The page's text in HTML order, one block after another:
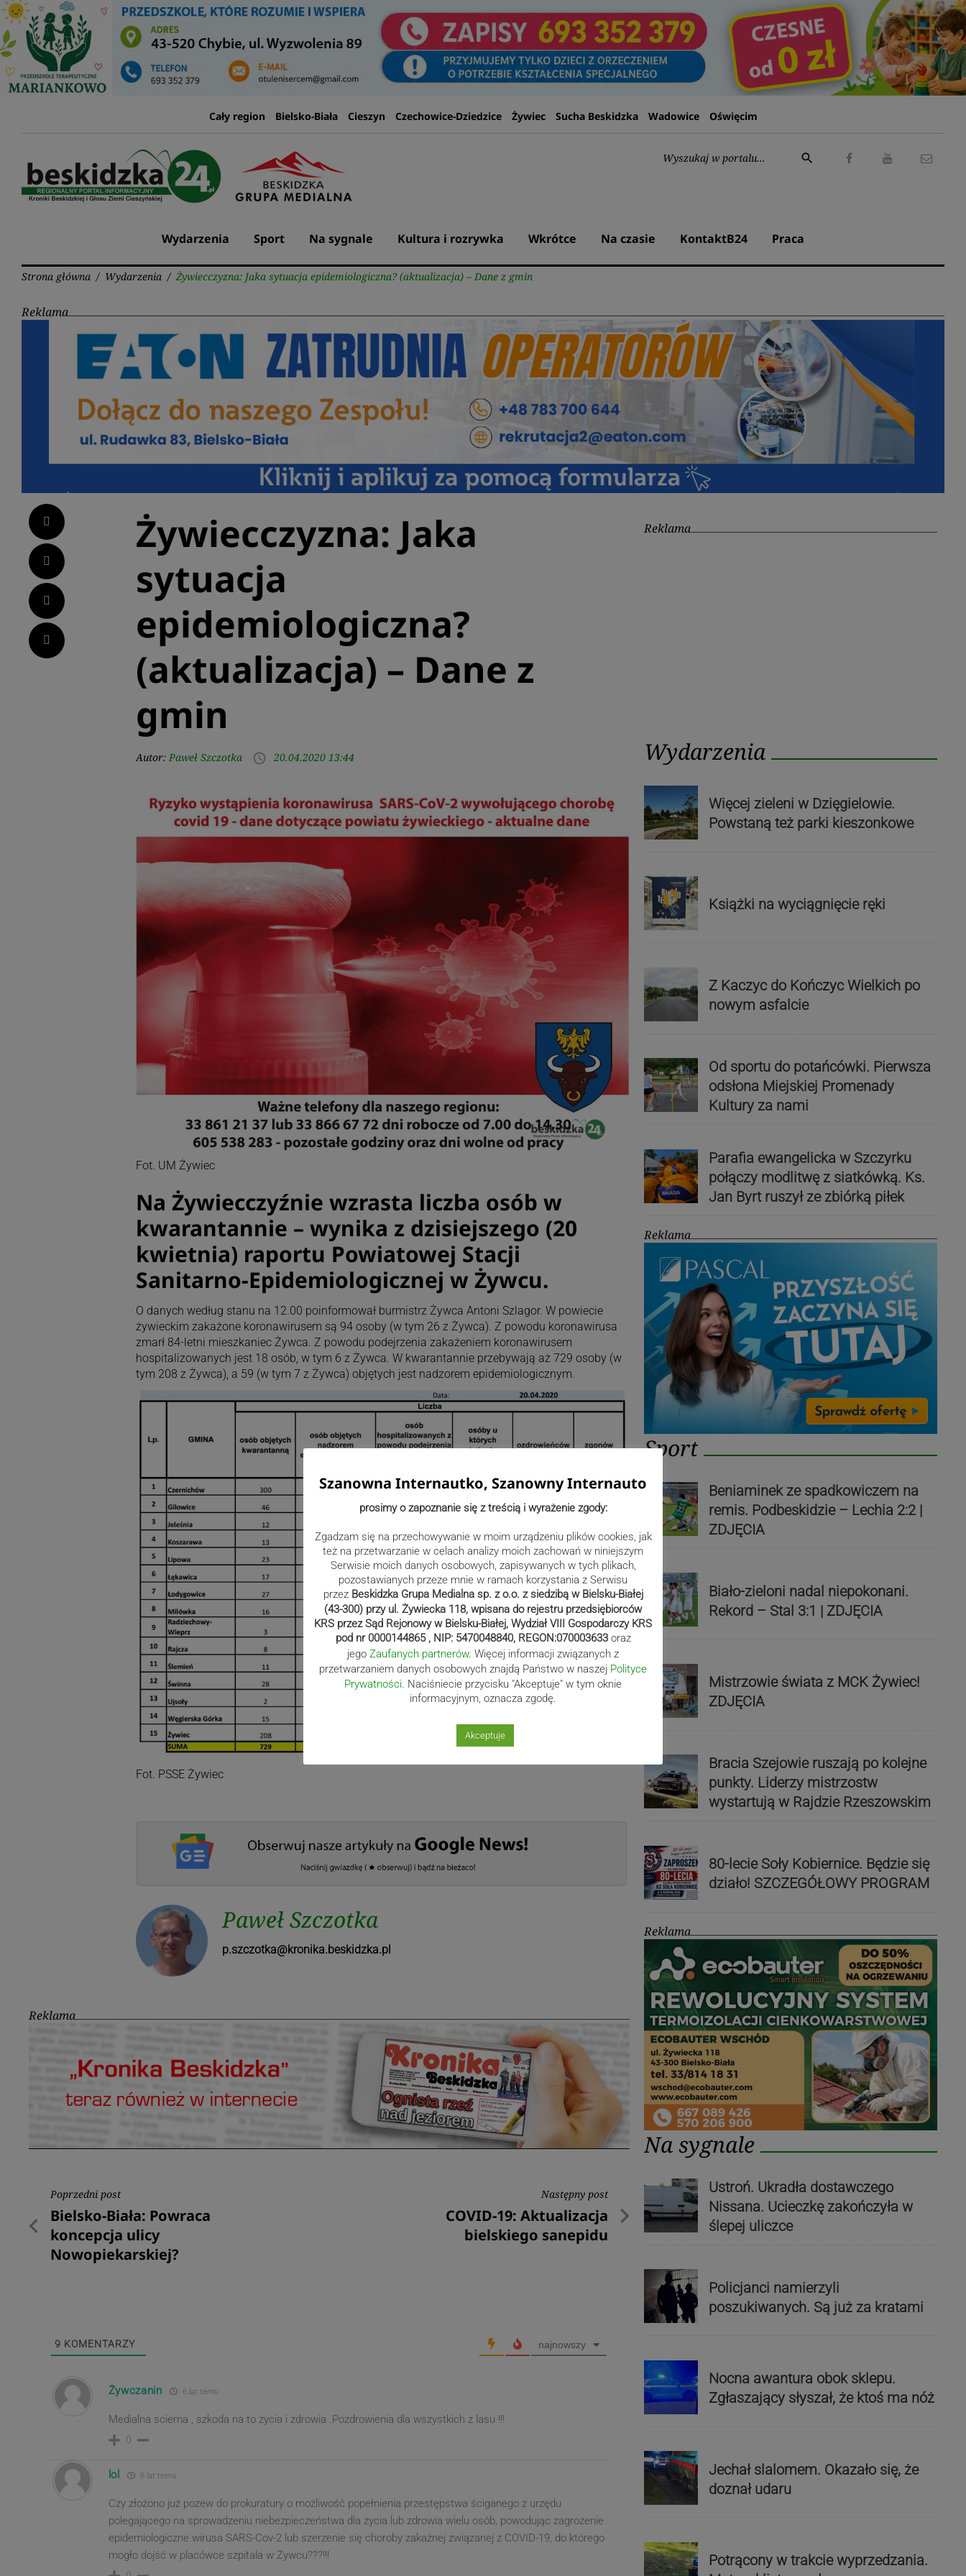
Przejdź
do
treści
Cały region Bielsko-Biała Cieszyn Czechowice-Dziedzice Żywiec Sucha Beskidzka Wadowice Oświęcim
Wyszukaj:
search
Wydarzenia Sport Na sygnale Kultura i rozrywka Wkrótce Na czasie KontaktB24 Praca
Strona główna / Wydarzenia / Żywiecczyzna: Jaka sytuacja epidemiologiczna? (aktualizacja) – Dane z gmin
Reklama
Facebook
Twitter
LinkedIn
Pinterest
Żywiecczyzna: Jaka
sytuacja
epidemiologiczna?
(aktualizacja) – Dane z
gmin
Autor: Paweł Szczotka access_time 20.04.2020 13:44
Fot. UM Żywiec
Na Żywiecczyźnie wzrasta liczba osób w
kwarantannie – wynika z dzisiejszego (20
kwietnia) raportu Powiatowej Stacji
Sanitarno-Epidemiologicznej w Żywcu.
O danych według stanu na 12.00 poinformował burmistrz Żywca Antoni Szlagor. W powiecie
żywieckim zakażone koronawirusem są 94 osoby (w tym 26 z Żywca). Z powodu koronawirusa
zmarł 84-letni mieszkaniec Żywca. Z powodu podejrzenia zakażeniem koronawirusem
hospitalizowanych jest 18 osób, w tym 6 z Żywca. W kwarantannie przebywają aż 729 osoby (w
tym 208 z Żywca), a 59 (w tym 7 z Żywca) objętych jest nadzorem epidemiologicznym.
Fot. PSSE Żywiec
Paweł Szczotka
p.szczotka@kronika.beskidzka.pl
Reklama
Nawigacja
wpisu
Poprzedni post
Poprzedni
post
Bielsko-Biała: Powraca
koncepcja ulicy
Nowopiekarskiej?
Następny post
Następny
post
COVID-19: Aktualizacja
bielskiego sanepidu
9 KOMENTARZY najnowszy
Żywczanin 6 lat temu
Medialna sciema , szkoda na to życia i zdrowia .Pozdrowienia dla wszystkich z lasu !!!
0
lol 6 lat temu
Czy złożono już pozew do prokuratury o możliwość popełnienia przestępstwa ściganego z urzędu
polegającego na sprowadzeniu niebezpieczeństwa dla życia lub zdrowia wielu osób, powodując zagrożenie
epidemiologiczne wirusa SARS-Cov-2 lub szerzenie się choroby zakaźnej związanej z COVID-19, do którego
mogło dojść w placówce szpitala w Żywcu???!!!
Reklama
Wydarzenia
Więcej zieleni w Dzięgielowie.
Powstaną też parki kieszonkowe
Książki na wyciągnięcie ręki
Z Kaczyc do Kończyc Wielkich po
nowym asfalcie
Od sportu do potańcówki. Pierwsza
odsłona Miejskiej Promenady
Kultury za nami
Parafia ewangelicka w Szczyrku
połączy modlitwę z siatkówką. Ks.
Jan Byrt ruszył ze zbiórką piłek
Reklama
Sport
Beniaminek ze spadkowiczem na
remis. Podbeskidzie – Lechia 2:2 |
ZDJĘCIA
Biało-zieloni nadal niepokonani.
Rekord – Stal 3:1 | ZDJĘCIA
Mistrzowie świata z MCK Żywiec!
ZDJĘCIA
Bracia Szejowie ruszają po kolejne
punkty. Liderzy mistrzostw
wystartują w Rajdzie Rzeszowskim
80-lecie Soły Kobiernice. Będzie się
działo! SZCZEGÓŁOWY PROGRAM
Reklama
Na sygnale
Ustroń. Ukradła dostawczego
Nissana. Ucieczkę zakończyła w
ślepej uliczce
Policjanci namierzyli
poszukiwanych. Są już za kratami
Nocna awantura obok sklepu.
Zgłaszający słyszał, że ktoś ma nóż
Jechał slalomem. Okazało się, że
doznał udaru
Potrącony w trakcie wyprzedzania.
Szanowna Internautko, Szanowny Internauto
prosimy o zapoznanie się z treścią i wyrażenie zgody:
Zgadzam się na przechowywanie w moim urządzeniu plików cookies, jak
też na przetwarzanie w celach analizy moich zachowań w niniejszym
Serwisie moich danych osobowych, zapisywanych w tych plikach,
pozostawianych przeze mnie w ramach korzystania z Serwisu
przez Beskidzka Grupa Medialna sp. z o.o. z siedzibą w Bielsku-Białej
(43-300) przy ul. Żywiecka 118, wpisana do rejestru przedsiębiorców
KRS przez Sąd Rejonowy w Bielsku-Białej, Wydział VIII Gospodarczy KRS
pod nr 0000144865 , NIP: 5470048840, REGON:070003633 oraz
jego Zaufanych partnerów. Więcej informacji związanych z
przetwarzaniem danych osobowych znajdą Państwo w naszej Polityce
Prywatności . Naciśniecie przycisku "Akceptuje" w tym oknie
informacyjnym, oznacza zgodę.
Akceptuje